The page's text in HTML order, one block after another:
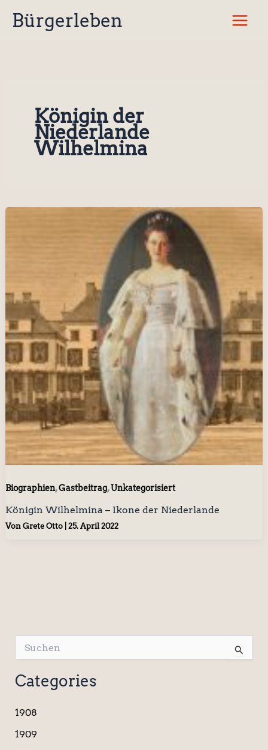
InhaltBürgerleben
Königin der
Niederlande
Wilhelmina
Biographien,Gastbeitrag,Unkategorisiert
Königin Wilhelmina – Ikone der Niederlande
Von Grete Otto 25. April 2022
u
c
h
n
a
Categories
1908
1909